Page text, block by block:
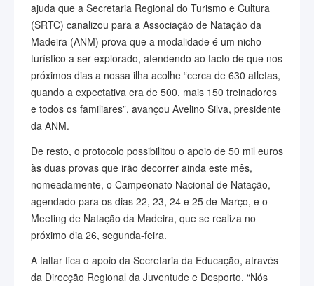
ajuda que a Secretaria Regional do Turismo e Cultura
(SRTC) canalizou para a Associação de Natação da
Madeira (ANM) prova que a modalidade é um nicho
turístico a ser explorado, atendendo ao facto de que nos
próximos dias a nossa ilha acolhe “cerca de 630 atletas,
quando a expectativa era de 500, mais 150 treinadores
e todos os familiares”, avançou Avelino Silva, presidente
da ANM.
De resto, o protocolo possibilitou o apoio de 50 mil euros
às duas provas que irão decorrer ainda este mês,
nomeadamente, o Campeonato Nacional de Natação,
agendado para os dias 22, 23, 24 e 25 de Março, e o
Meeting de Natação da Madeira, que se realiza no
próximo dia 26, segunda-feira.
A faltar fica o apoio da Secretaria da Educação, através
da Direcção Regional da Juventude e Desporto. “Nós